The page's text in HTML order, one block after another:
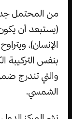
من المحتمل
(يستبعد أن
بنفس التركيبة
والتي تندرج
الشمسي.